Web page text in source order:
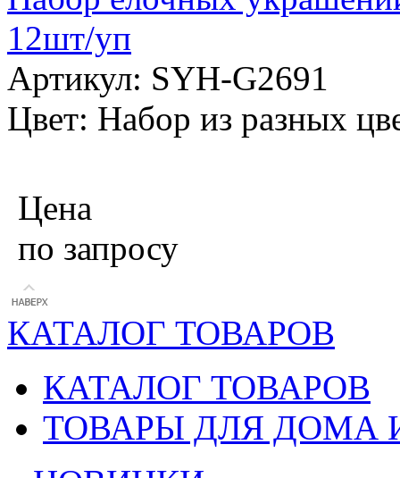
12шт/уп
Артикул: SYH-G2691
Цвет: Набор из разных
Цена
по запросу
КАТАЛОГ ТОВАРОВ
КАТАЛОГ ТОВАРОВ
ТОВАРЫ ДЛЯ ДОМА